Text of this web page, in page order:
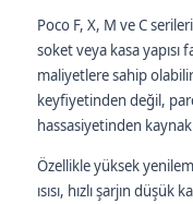
Poco F, X, M ve C
soket veya kasa yapısı
maliyetlere sahip
keyfiyetinden değil,
hassasiyetinden
Özellikle yüksek
ısısı, hızlı şarjın